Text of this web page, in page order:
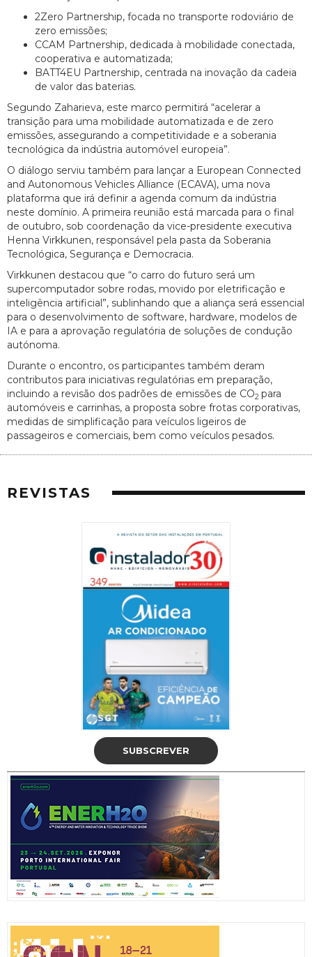
2Zero Partnership, focada no transporte rodoviário de
zero emissões;
CCAM Partnership, dedicada à mobilidade conectada,
cooperativa e automatizada;
BATT4EU Partnership, centrada na inovação da cadeia
de valor das baterias.
Segundo Zaharieva, este marco permitirá “acelerar a
transição para uma mobilidade automatizada e de zero
emissões, assegurando a competitividade e a soberania
tecnológica da indústria automóvel europeia”.
O diálogo serviu também para lançar a European Connected
and Autonomous Vehicles Alliance (ECAVA), uma nova
plataforma que irá definir a agenda comum da indústria
neste domínio. A primeira reunião está marcada para o final
de outubro, sob coordenação da vice-presidente executiva
Henna Virkkunen, responsável pela pasta da Soberania
Tecnológica, Segurança e Democracia.
Virkkunen destacou que “o carro do futuro será um
supercomputador sobre rodas, movido por eletrificação e
inteligência artificial”, sublinhando que a aliança será essencial
para o desenvolvimento de software, hardware, modelos de
IA e para a aprovação regulatória de soluções de condução
autónoma.
Durante o encontro, os participantes também deram
contributos para iniciativas regulatórias em preparação,
incluindo a revisão dos padrões de emissões de CO2 para
automóveis e carrinhas, a proposta sobre frotas corporativas,
medidas de simplificação para veículos ligeiros de
passageiros e comerciais, bem como veículos pesados.
REVISTAS
SUBSCREVER